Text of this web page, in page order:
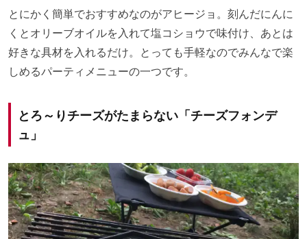
とにかく簡単でおすすめなのがアヒージョ。刻んだにんに
くとオリーブオイルを入れて塩コショウで味付け、あとは
好きな具材を入れるだけ。とっても手軽なのでみんなで楽
しめるパーティメニューの一つです。
とろ～りチーズがたまらない「チーズフォンデ
ュ」